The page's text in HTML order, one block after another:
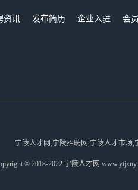
资讯 发布简历 企业入驻 会
宁陵人才网,宁陵招聘网,宁陵人才市场,
© 2018-2022 宁陵人才网